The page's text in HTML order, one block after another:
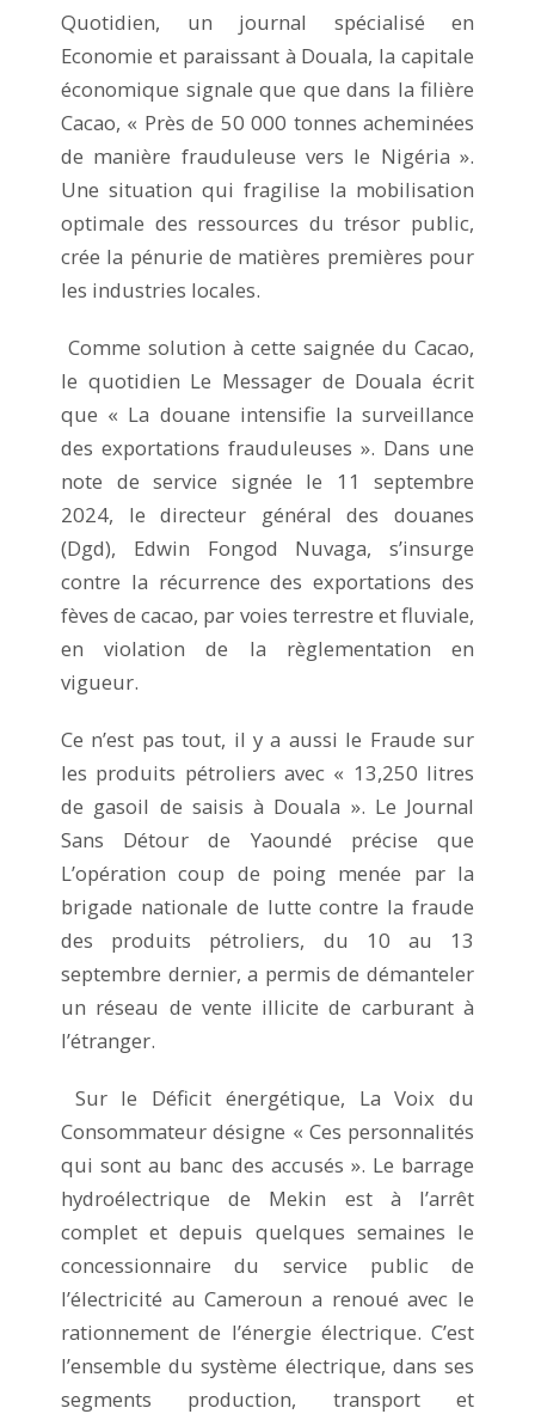
Quotidien, un journal spécialisé en
Economie et paraissant à Douala, la capitale
économique signale que que dans la filière
Cacao, « Près de 50 000 tonnes acheminées
de manière frauduleuse vers le Nigéria ».
Une situation qui fragilise la mobilisation
optimale des ressources du trésor public,
crée la pénurie de matières premières pour
les industries locales.
Comme solution à cette saignée du Cacao,
le quotidien Le Messager de Douala écrit
que « La douane intensifie la surveillance
des exportations frauduleuses ». Dans une
note de service signée le 11 septembre
2024, le directeur général des douanes
(Dgd), Edwin Fongod Nuvaga, s’insurge
contre la récurrence des exportations des
fèves de cacao, par voies terrestre et fluviale,
en violation de la règlementation en
vigueur.
Ce n’est pas tout, il y a aussi le Fraude sur
les produits pétroliers avec « 13,250 litres
de gasoil de saisis à Douala ». Le Journal
Sans Détour de Yaoundé précise que
L’opération coup de poing menée par la
brigade nationale de lutte contre la fraude
des produits pétroliers, du 10 au 13
septembre dernier, a permis de démanteler
un réseau de vente illicite de carburant à
l’étranger.
Sur le Déficit énergétique, La Voix du
Consommateur désigne « Ces personnalités
qui sont au banc des accusés ». Le barrage
hydroélectrique de Mekin est à l’arrêt
complet et depuis quelques semaines le
concessionnaire du service public de
l’électricité au Cameroun a renoué avec le
rationnement de l’énergie électrique. C’est
l’ensemble du système électrique, dans ses
segments production, transport et